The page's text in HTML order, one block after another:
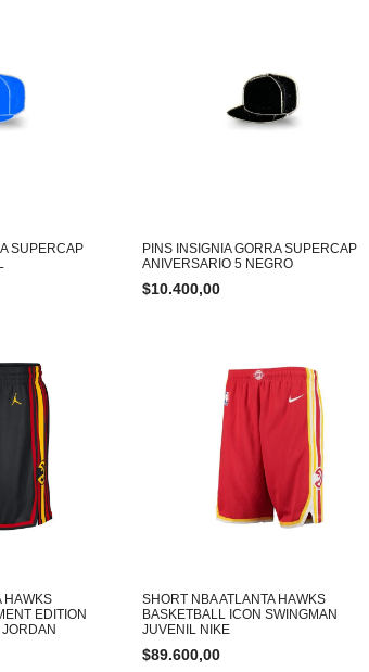
SUPERCAP
PINS INSIGNIA GORRA SUPERCAP
ANIVERSARIO 5 NEGRO
$10.400,00
HAWKS
EDITION
SHORT NBA ATLANTA HAWKS
BASKETBALL ICON SWINGMAN
JUVENIL NIKE
$89.600,00